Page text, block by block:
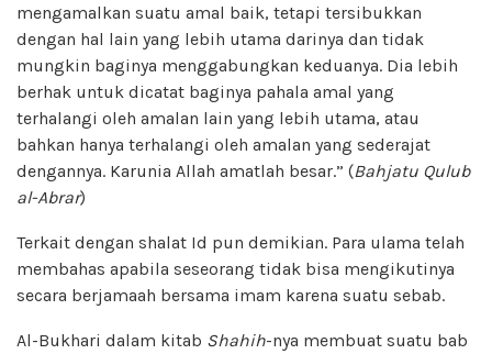
mengamalkan suatu amal baik, tetapi tersibukkan
dengan hal lain yang lebih utama darinya dan tidak
mungkin baginya menggabungkan keduanya. Dia lebih
berhak untuk dicatat baginya pahala amal yang
terhalangi oleh amalan lain yang lebih utama, atau
bahkan hanya terhalangi oleh amalan yang sederajat
dengannya. Karunia Allah amatlah besar.” (Bahjatu Qulub
al-Abrar)
Terkait dengan shalat Id pun demikian. Para ulama telah
membahas apabila seseorang tidak bisa mengikutinya
secara berjamaah bersama imam karena suatu sebab.
Al-Bukhari dalam kitab Shahih-nya membuat suatu bab